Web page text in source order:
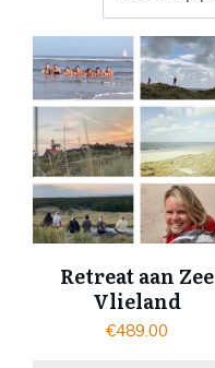
Retreat aan Zee
Vlieland
€489.00